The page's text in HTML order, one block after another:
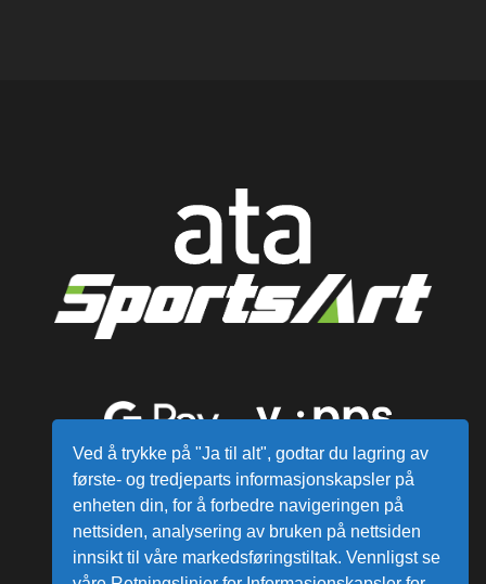
Ved å trykke på "Ja til alt", godtar du lagring av
første- og tredjeparts informasjonskapsler på
enheten din, for å forbedre navigeringen på
nettsiden, analysering av bruken på nettsiden
innsikt til våre markedsføringstiltak. Vennligst se